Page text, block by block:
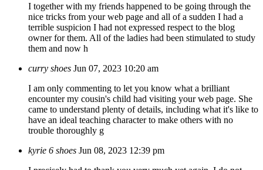
I together with my friends happened to be going through the
nice tricks from your web page and all of a sudden I had a
terrible suspicion I had not expressed respect to the blog
owner for them. All of the ladies had been stimulated to study
them and now h
curry shoes Jun 07, 2023 10:20 am
I am only commenting to let you know what a brilliant
encounter my cousin's child had visiting your web page. She
came to understand plenty of details, including what it's like to
have an ideal teaching character to make others with no
trouble thoroughly g
kyrie 6 shoes Jun 08, 2023 12:39 pm